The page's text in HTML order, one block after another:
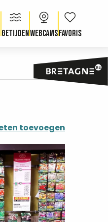
GetijdenWebcams Voir les
toevoegen